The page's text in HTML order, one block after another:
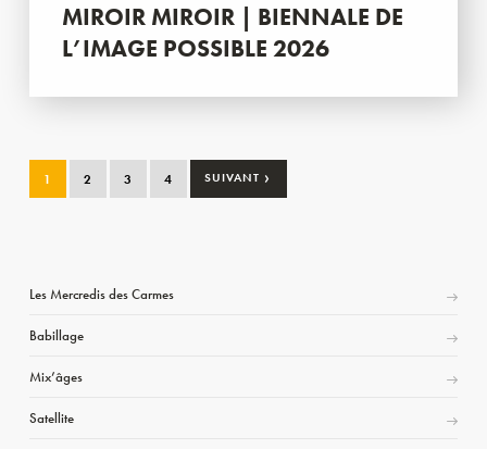
MIROIR MIROIR | BIENNALE DE
L’IMAGE POSSIBLE 2026
1 2 3 4 SUIVANT ›
Les Mercredis des Carmes
Babillage
Mix’âges
Satellite